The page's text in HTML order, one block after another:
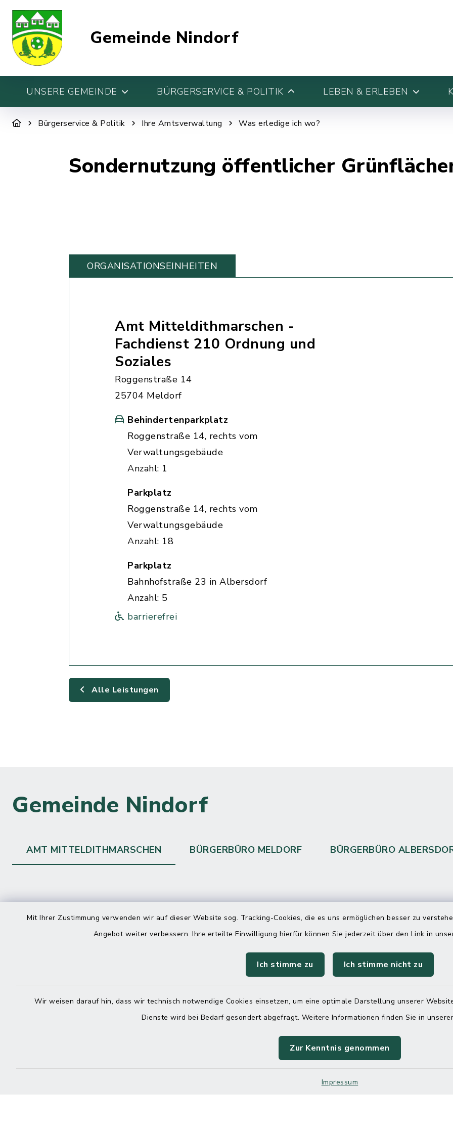
Mit Ihrer Zustimmung verwenden wir auf dieser Website sog. Tracking-Cookies, die es uns ermöglichen besser zu
Angebot weiter verbessern. Ihre erteilte Einwilligung hierfür können Sie jederzeit über den Link in
Ich stimme zu Ich stimme nicht zu
Wir weisen darauf hin, dass wir technisch notwendige Cookies einsetzen, um eine optimale Darstellung unserer
Dienste wird bei Bedarf gesondert abgefragt. Weitere Informationen finden Sie in
Zur Kenntnis genommen
Impressum
Gemeinde Nindorf
UNSERE GEMEINDE BÜRGERSERVICE & POLITIK LEBEN & ERLEBEN
Bürgerservice & Politik Ihre Amtsverwaltung Was erledige ich wo?
Sondernutzung öffentlicher
ORGANISATIONS­EINHEITEN
Amt Mitteldithmarschen -
Fachdienst 210 Ordnung und
Soziales
Roggenstraße 14
25704 Meldorf
Behindertenparkplatz
Roggenstraße 14, rechts vom
Verwaltungsgebäude
Anzahl: 1
Parkplatz
Roggenstraße 14, rechts vom
Verwaltungsgebäude
Anzahl: 18
Parkplatz
Bahnhofstraße 23 in Albersdorf
Anzahl: 5
barrierefrei
Alle Leistungen
Gemeinde Nindorf
AMT MITTELDITHMARSCHEN BÜRGERBÜRO MELDORF BÜRGERBÜRO
Kontakt
04832 6065-215
direkte telefonische Erreichbarkeit per
Durchwahl
Montag - Donnerstag
08:00 Uhr – 12:00 Uhr
14:00 Uhr – 16:00 Uhr
Freitag
08:00 Uhr – 12:00 Uhr
Online-Terminvereinbarung
keinen zeitnahen Termin? Rufen Sie uns gerne unter der